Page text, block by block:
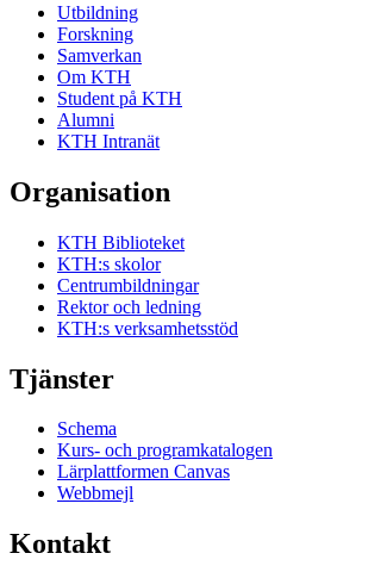
Utbildning
Forskning
Samverkan
Om KTH
Student på KTH
Alumni
KTH Intranät
Organisation
KTH Biblioteket
KTH:s skolor
Centrumbildningar
Rektor och ledning
KTH:s verksamhetsstöd
Tjänster
Schema
Kurs- och programkatalogen
Lärplattformen Canvas
Webbmejl
Kontakt